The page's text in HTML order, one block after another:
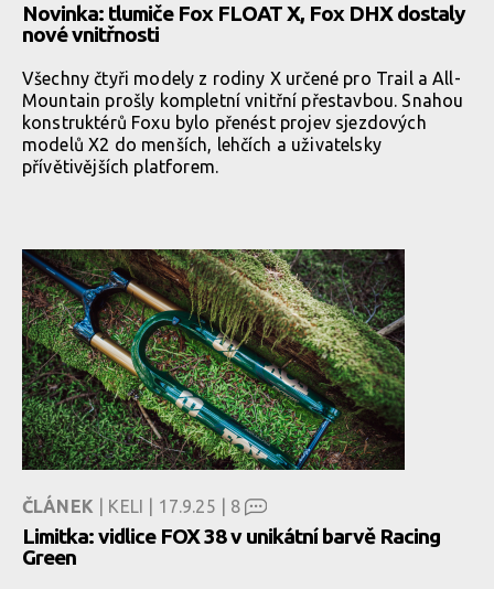
Novinka: tlumiče Fox FLOAT X, Fox DHX dostaly
nové vnitřnosti
Všechny čtyři modely z rodiny X určené pro Trail a All-
Mountain prošly kompletní vnitřní přestavbou. Snahou
konstruktérů Foxu bylo přenést projev sjezdových
modelů X2 do menších, lehčích a uživatelsky
přívětivějších platforem.
ČLÁNEK | KELI | 17.9.25 | 8
Limitka: vidlice FOX 38 v unikátní barvě Racing
Green